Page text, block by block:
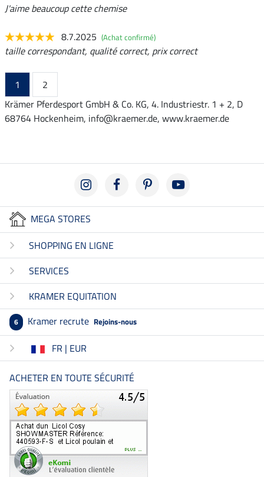
J'aime beaucoup cette chemise
8.7.2025 (Achat confirmé)
taille correspondant, qualité correct, prix correct
1
2
Krämer Pferdesport GmbH & Co. KG, 4. Industriestr. 1 + 2, D
68764 Hockenheim, info@kraemer.de, www.kraemer.de
MEGA STORES
SHOPPING EN LIGNE
SERVICES
KRAMER EQUITATION
6 Kramer recrute Rejoins-nous
FR | EUR
ACHETER EN TOUTE SÉCURITÉ